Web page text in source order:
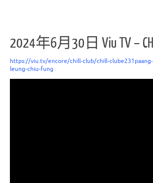
2024年6月30日 Viu TV –
https://viu.tv/encore/chill-club/chill-clube231paang-
leung-chiu-fung